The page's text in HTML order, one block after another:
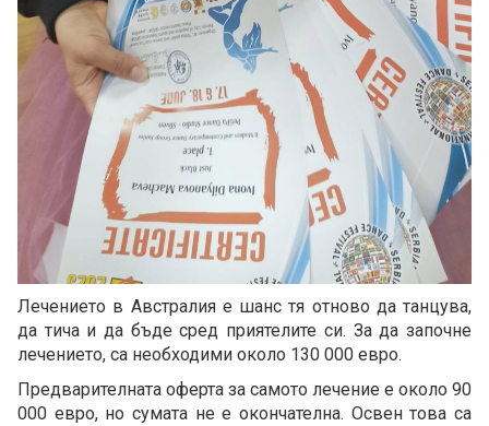
Лечението в Австралия е шанс тя отново да танцува,
да тича и да бъде сред приятелите си. За да започне
лечението, са необходими около 130 000 евро.
Предварителната оферта за самото лечение е около 90
000 евро, но сумата не е окончателна. Освен това са